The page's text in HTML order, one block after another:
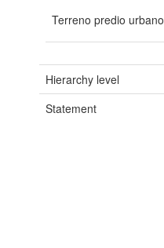
Terreno predio urbano
Hierarchy level
Statement